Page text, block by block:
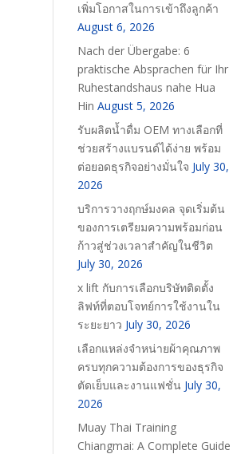
เพิ่มโอกาสในการเข้าถึงลูกค้า
August 6, 2026
Nach der Übergabe: 6
praktische Absprachen für Ihr
Ruhestandshaus nahe Hua
Hin August 5, 2026
รับผลิตน้ำดื่ม OEM ทางเลือกที่
ช่วยสร้างแบรนด์ได้ง่าย พร้อม
ต่อยอดธุรกิจอย่างมั่นใจ July 30,
2026
บริการวางฤกษ์มงคล จุดเริ่มต้น
ของการเตรียมความพร้อมก่อน
ก้าวสู่ช่วงเวลาสำคัญในชีวิต
July 30, 2026
x lift กับการเลือกบริษัทติดตั้ง
ลิฟท์ที่ตอบโจทย์การใช้งานใน
ระยะยาว July 30, 2026
เลือกแหล่งจำหน่ายผ้าคุณภาพ
ครบทุกความต้องการของธุรกิจ
ตัดเย็บและงานแฟชั่น July 30,
2026
Muay Thai Training
Chiangmai: A Complete Guide